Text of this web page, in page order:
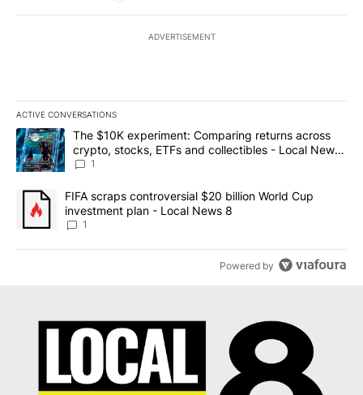
ADVERTISEMENT
ACTIVE CONVERSATIONS
The following is a list of the most commented articles in the last
A trending article titled "The $10K experiment: Comparing
The $10K experiment: Comparing returns across
crypto, stocks, ETFs and collectibles - Local News
8
1
A trending article titled "FIFA scraps controversial $20 billion
FIFA scraps controversial $20 billion World Cup
investment plan - Local News 8
1
Powered by